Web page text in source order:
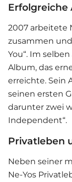
Erfolgreiche
2007 arbeitete
zusammen
You“. Im
Album, das
erreichte. Sein
seinen ersten
darunter zwei
Independent“.
Privatleben
Neben seiner
Ne-Yos